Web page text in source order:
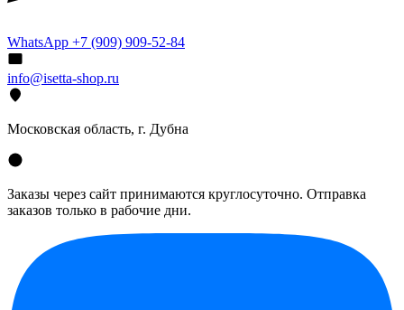
WhatsApp +7 (909) 909-52-84
info@isetta-shop.ru
Московская область, г. Дубна
Заказы через сайт принимаются круглосуточно. Отправка
заказов только в рабочие дни.